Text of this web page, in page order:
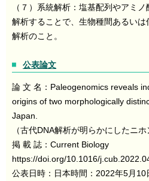
（７）系統解析：塩基配列やアミ
解析することで、生物種間あるい
解析のこと。
公表論文
論 文 名：Paleogenomics reveals
origins of two morphologically
Japan.
（古代DNA解析が明らかにしたニ
掲 載 誌：Current Biology
https://doi.org/10.1016/
公表日時：日本時間：2022年5月10